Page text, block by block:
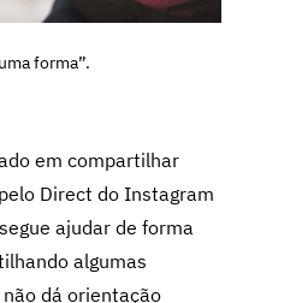
forma”.
em compartilhar
Direct do Instagram
ajudar de forma
algumas
dá orientação